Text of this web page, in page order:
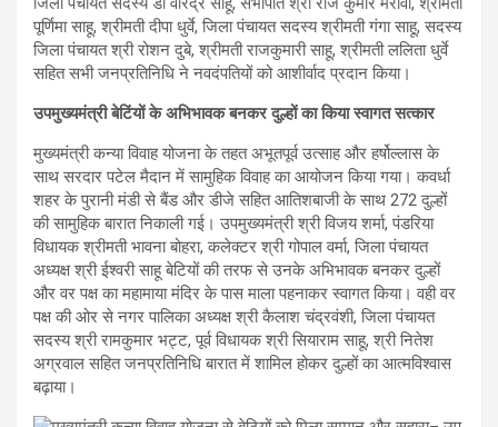
पूर्णिमा साहू, श्रीमती दीपा धुर्वे, जिला पंचायत सदस्य श्रीमती गंगा साहू, सदस्य
जिला पंचायत श्री रोशन दुबे, श्रीमती राजकुमारी साहू, श्रीमती ललिता धुर्वे
सहित सभी जनप्रतिनिधि ने नवदंपतियों को आशीर्वाद प्रदान किया।
उपमुख्यमंत्री बेटिंयों के अभिभावक बनकर दुल्हों का किया स्वागत सत्कार
मुख्यमंत्री कन्या विवाह योजना के तहत अभूतपूर्व उत्साह और हर्षोल्लास के
साथ सरदार पटेल मैदान में सामुहिक विवाह का आयोजन किया गया। कवर्धा
शहर के पुरानी मंडी से बैंड और डीजे सहित आतिशबाजी के साथ 272 दुल्हों
की सामुहिक बारात निकाली गई। उपमुख्यमंत्री श्री विजय शर्मा, पंडरिया
विधायक श्रीमती भावना बोहरा, कलेक्टर श्री गोपाल वर्मा, जिला पंचायत
अध्यक्ष श्री ईश्वरी साहू बेटियों की तरफ से उनके अभिभावक बनकर दुल्हों
और वर पक्ष का महामाया मंदिर के पास माला पहनाकर स्वागत किया। वही वर
पक्ष की ओर से नगर पालिका अध्यक्ष श्री कैलाश चंद्रवंशी, जिला पंचायत
सदस्य श्री रामकुमार भट्ट, पूर्व विधायक श्री सियाराम साहू, श्री नितेश
अग्रवाल सहित जनप्रतिनिधि बारात में शामिल होकर दुल्हों का आत्मविश्वास
बढ़ाया।